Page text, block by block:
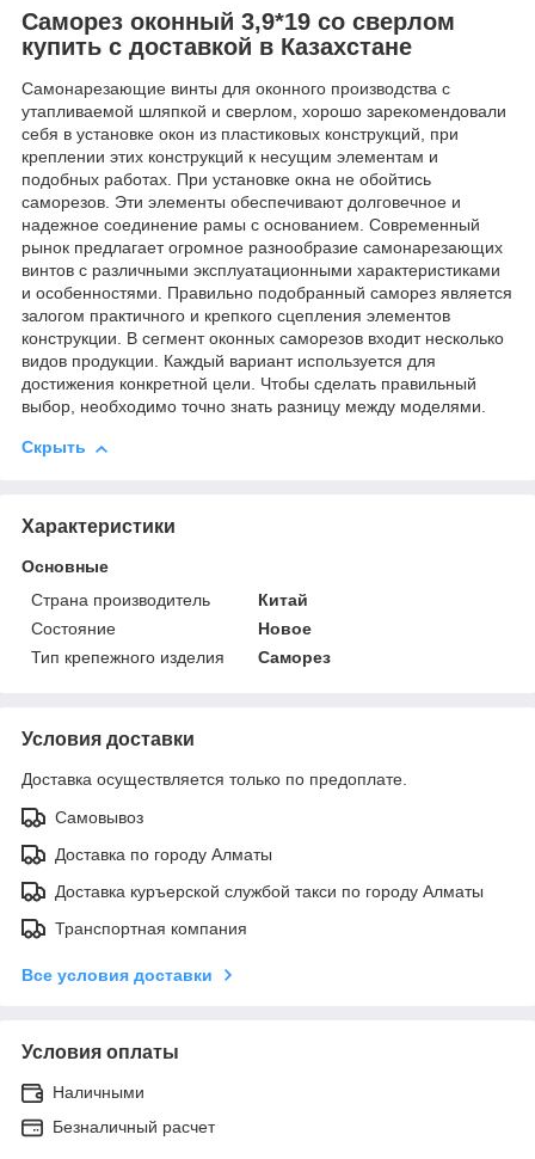
Саморез оконный 3,9*19 со сверлом
купить с доставкой в Казахстане
Самонарезающие винты для оконного производства с
утапливаемой шляпкой и сверлом, хорошо зарекомендовали
себя в установке окон из пластиковых конструкций, при
креплении этих конструкций к несущим элементам и
подобных работах. При установке окна не обойтись
саморезов. Эти элементы обеспечивают долговечное и
надежное соединение рамы с основанием. Современный
рынок предлагает огромное разнообразие самонарезающих
винтов с различными эксплуатационными характеристиками
и особенностями. Правильно подобранный саморез является
залогом практичного и крепкого сцепления элементов
конструкции. В сегмент оконных саморезов входит несколько
видов продукции. Каждый вариант используется для
достижения конкретной цели. Чтобы сделать правильный
выбор, необходимо точно знать разницу между моделями.
Скрыть
Характеристики
Основные
Страна производитель
Китай
Состояние
Новое
Тип крепежного изделия
Саморез
Условия доставки
Доставка осуществляется только по предоплате.
Самовывоз
Доставка по городу Алматы
Доставка куръерской службой такси по городу Алматы
Транспортная компания
Все условия доставки
Условия оплаты
Наличными
Безналичный расчет